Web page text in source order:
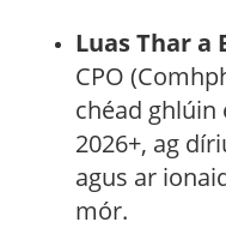
Luas Thar a
CPO
chéad ghlúin
2026+, ag
agus ar
mór.